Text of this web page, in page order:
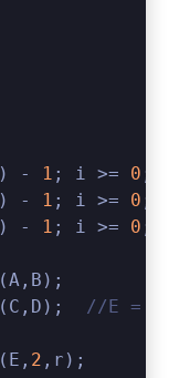
- 1 ; i >= 0 ;
- 1 ; i >= 0 ;
- 1 ; i >= 0 ;
//E = A
2 ,r);